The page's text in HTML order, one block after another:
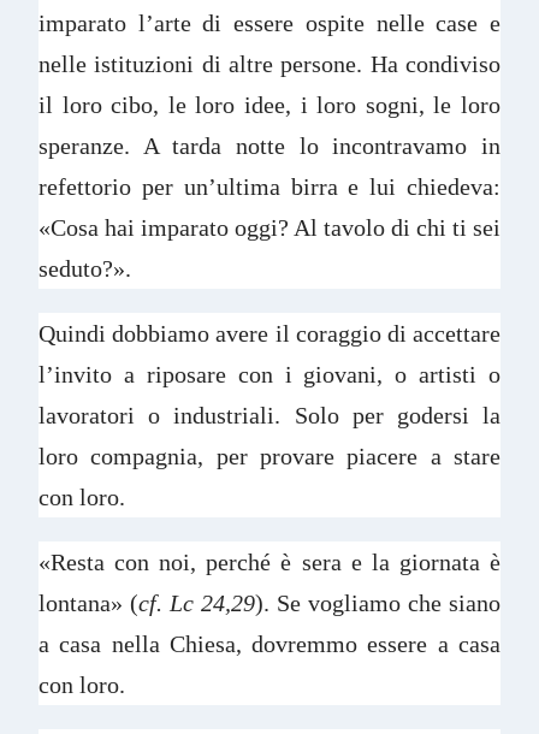
imparato l’arte di essere ospite nelle case e
nelle istituzioni di altre persone. Ha condiviso
il loro cibo, le loro idee, i loro sogni, le loro
speranze. A tarda notte lo incontravamo in
refettorio per un’ultima birra e lui chiedeva:
«Cosa hai imparato oggi? Al tavolo di chi ti sei
seduto?».
Quindi dobbiamo avere il coraggio di accettare
l’invito a riposare con i giovani, o artisti o
lavoratori o industriali. Solo per godersi la
loro compagnia, per provare piacere a stare
con loro.
«Resta con noi, perché è sera e la giornata è
lontana» (cf. Lc 24,29). Se vogliamo che siano
a casa nella Chiesa, dovremmo essere a casa
con loro.